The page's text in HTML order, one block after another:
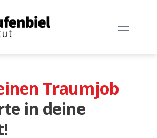
Traumjob
in deine